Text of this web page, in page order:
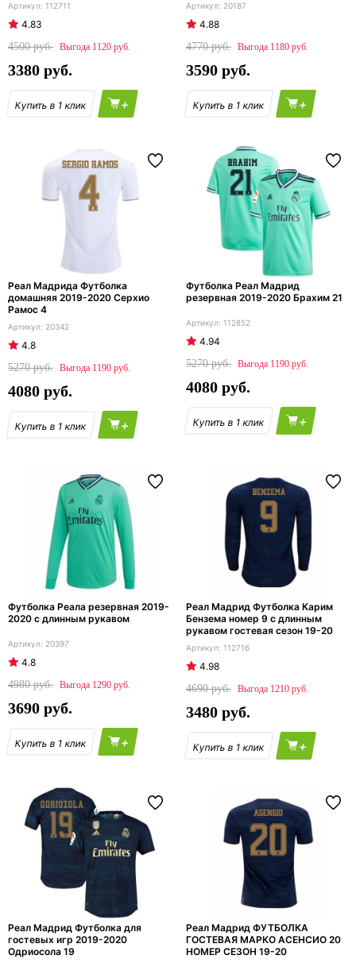
112711
4.83
4500
1120
3380
+
20187
4.88
4770
1180
3590
+
Реал Мадрида Футболка
домашняя 2019-2020 Серхио
Рамос 4
20342
4.8
5270
1190
4080
+
Футболка Реал Мадрид
резервная 2019-2020 Брахим 21
112852
4.94
5270
1190
4080
+
Футболка Реала резервная 2019-
2020 с длинным рукавом
20397
4.8
4980
1290
3690
+
Реал Мадрид Футболка Карим
Бензема номер 9 с длинным
рукавом гостевая сезон 19-20
112716
4.98
4690
1210
3480
+
Реал Мадрид Футболка для
гостевых игр 2019-2020
Одриосола 19
Реал Мадрид ФУТБОЛКА
ГОСТЕВАЯ МАРКО АСЕНСИО 20
НОМЕР СЕЗОН 19-20